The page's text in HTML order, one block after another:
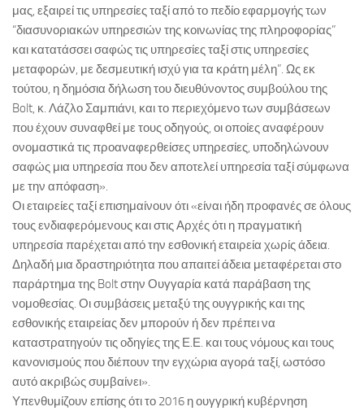
μας, εξαιρεί τις υπηρεσίες ταξί από το πεδίο εφαρμογής των
“διασυνοριακών υπηρεσιών της κοινωνίας της πληροφορίας”
και κατατάσσει σαφώς τις υπηρεσίες ταξί στις υπηρεσίες
μεταφορών, με δεσμευτική ισχύ για τα κράτη μέλη”. Ως εκ
τούτου, η δημόσια δήλωση του διευθύνοντος συμβούλου της
Bolt, κ. Λάζλο Σαμπιάνι, και το περιεχόμενο των συμβάσεων
που έχουν συναφθεί με τους οδηγούς, οι οποίες αναφέρουν
ονομαστικά τις προαναφερθείσες υπηρεσίες, υποδηλώνουν
σαφώς μια υπηρεσία που δεν αποτελεί υπηρεσία ταξί σύμφωνα
με την απόφαση».
Οι εταιρείες ταξί επισημαίνουν ότι «είναι ήδη προφανές σε όλους
τους ενδιαφερόμενους και στις Αρχές ότι η πραγματική
υπηρεσία παρέχεται από την εσθονική εταιρεία χωρίς άδεια.
Δηλαδή μια δραστηριότητα που απαιτεί άδεια μεταφέρεται στο
παράρτημα της Bolt στην Ουγγαρία κατά παράβαση της
νομοθεσίας. Οι συμβάσεις μεταξύ της ουγγρικής και της
εσθονικής εταιρείας δεν μπορούν ή δεν πρέπει να
καταστρατηγούν τις οδηγίες της Ε.Ε. και τους νόμους και τους
κανονισμούς που διέπουν την εγχώρια αγορά ταξί, ωστόσο
αυτό ακριβώς συμβαίνει».
Υπενθυμίζουν επίσης ότι το 2016 η ουγγρική κυβέρνηση